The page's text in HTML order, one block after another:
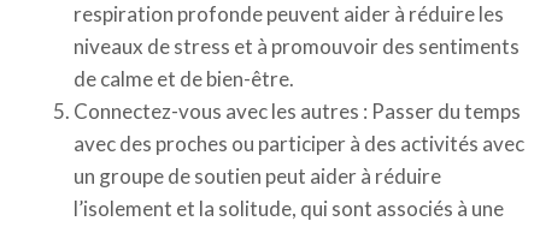
respiration profonde peuvent aider à réduire les
niveaux de stress et à promouvoir des sentiments
de calme et de bien-être.
Connectez-vous avec les autres : Passer du temps
avec des proches ou participer à des activités avec
un groupe de soutien peut aider à réduire
l’isolement et la solitude, qui sont associés à une